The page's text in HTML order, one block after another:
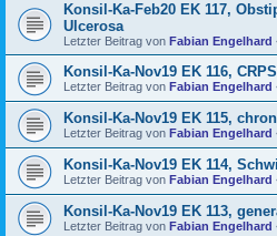
Konsil-Ka-Feb20 EK 117,
Ulcerosa
Letzter Beitrag von Fabian Engelhard
Konsil-Ka-Nov19 EK 116, CRPS
Letzter Beitrag von Fabian Engelhard
Konsil-Ka-Nov19 EK 115,
Letzter Beitrag von Fabian Engelhard
Konsil-Ka-Nov19 EK 114,
Letzter Beitrag von Fabian Engelhard
Konsil-Ka-Nov19 EK 113,
Letzter Beitrag von Fabian Engelhard